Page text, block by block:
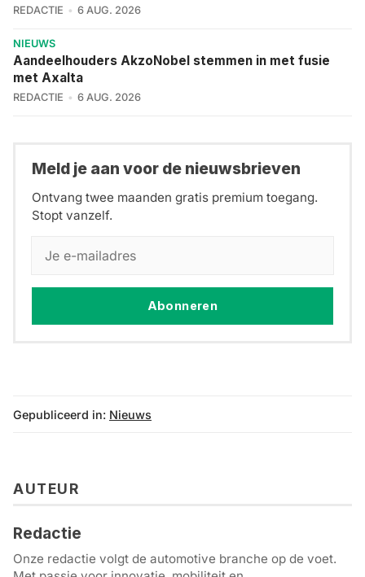
REDACTIE 6 AUG. 2026
NIEUWS
Aandeelhouders AkzoNobel stemmen in met fusie
met Axalta
REDACTIE 6 AUG. 2026
Meld je aan voor de nieuwsbrieven
Ontvang twee maanden gratis premium toegang.
Stopt vanzelf.
Abonneren
Gepubliceerd in: Nieuws
AUTEUR
Redactie
Onze redactie volgt de automotive branche op de voet.